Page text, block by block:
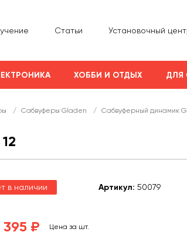
Статьи Установочный
ХОББИ И ОТДЫХ ДЛЯ
/ Сабвуферы Gladen / Сабвуферный динамик
в наличии Артикул: 50079
395 ₽ Цена за шт.